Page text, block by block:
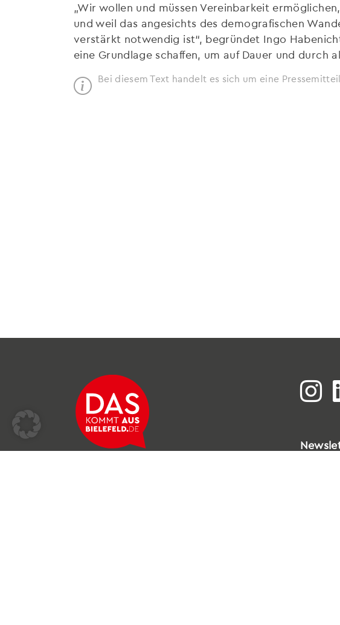
„Wir wollen und müssen Vereinbarkeit
und weil das angesichts des demografischen
verstärkt notwendig ist“, begründet Ingo
eine Grundlage schaffen, um auf Dauer und durch
Bei diesem Text handelt es sich um eine